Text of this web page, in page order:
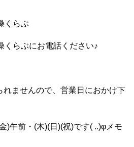
くらぶ
くらぶにお電話ください♪
ませんので、営業日におかけ下
)午前・(木)(日)(祝)です( ..)φメモ